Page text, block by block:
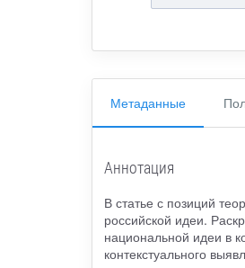
Метаданные
Аннотация
В статье с позиций
российской идеи.
национальной идеи в
контекстуального